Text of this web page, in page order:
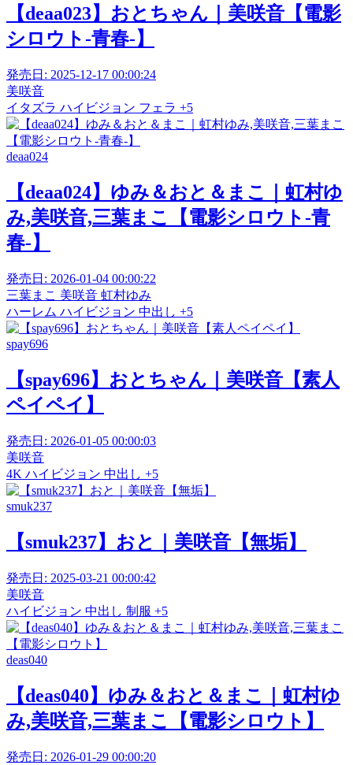
【deaa023】おとちゃん｜美咲音【電影
シロウト-青春-】
発売日: 2025-12-17 00:00:24
美咲音
イタズラ ハイビジョン フェラ +5
deaa024
【deaa024】ゆみ＆おと＆まこ｜虹村ゆ
み,美咲音,三葉まこ【電影シロウト-青
春-】
発売日: 2026-01-04 00:00:22
三葉まこ 美咲音 虹村ゆみ
ハーレム ハイビジョン 中出し +5
spay696
【spay696】おとちゃん｜美咲音【素人
ペイペイ】
発売日: 2026-01-05 00:00:03
美咲音
4K ハイビジョン 中出し +5
smuk237
【smuk237】おと｜美咲音【無垢】
発売日: 2025-03-21 00:00:42
美咲音
ハイビジョン 中出し 制服 +5
deas040
【deas040】ゆみ＆おと＆まこ｜虹村ゆ
み,美咲音,三葉まこ【電影シロウト】
発売日: 2026-01-29 00:00:20